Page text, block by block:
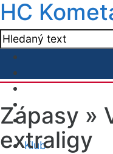
HC
Klub
Zápasy »
extraligy